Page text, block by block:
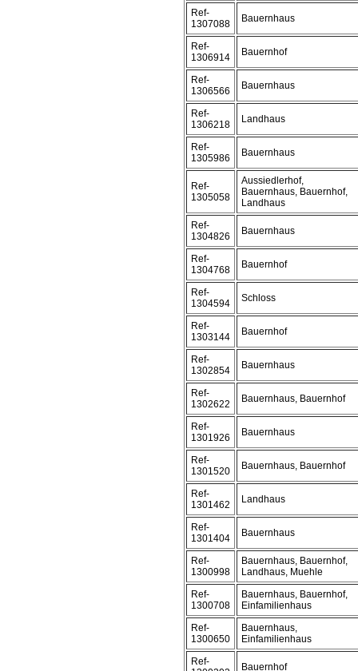
Ref-
1307088
Bauernhaus
Ref-
1306914
Bauernhof
Ref-
1306566
Bauernhaus
Ref-
1306218
Landhaus
Ref-
1305986
Bauernhaus
Ref-
1305058
Aussiedlerhof,
Bauernhaus, Bauernhof,
Landhaus
Ref-
1304826
Bauernhaus
Ref-
1304768
Bauernhof
Ref-
1304594
Schloss
Ref-
1303144
Bauernhof
Ref-
1302854
Bauernhaus
Ref-
1302622
Bauernhaus, Bauernhof
Ref-
1301926
Bauernhaus
Ref-
1301520
Bauernhaus, Bauernhof
Ref-
1301462
Landhaus
Ref-
1301404
Bauernhaus
Ref-
1300998
Bauernhaus, Bauernhof,
Landhaus, Muehle
Ref-
1300708
Bauernhaus, Bauernhof,
Einfamilienhaus
Ref-
1300650
Bauernhaus,
Einfamilienhaus
Ref-
Bauernhof